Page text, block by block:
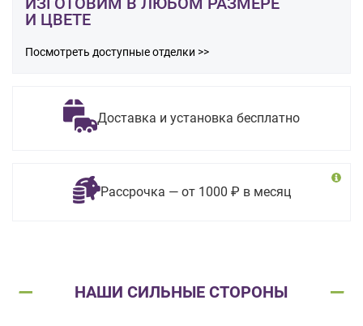
И ЦВЕТЕ
Посмотреть доступные отделки >>
Доставка и установка бесплатно
Рассрочка — от 1000 ₽ в месяц
НАШИ СИЛЬНЫЕ СТОРОНЫ